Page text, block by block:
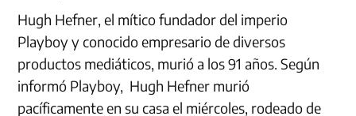
Hugh Hefner, el mítico fundador del imperio
Playboy y conocido empresario de diversos
productos mediáticos, murió a los 91 años. Según
informó Playboy, Hugh Hefner murió
pacíficamente en su casa el miércoles, rodeado de